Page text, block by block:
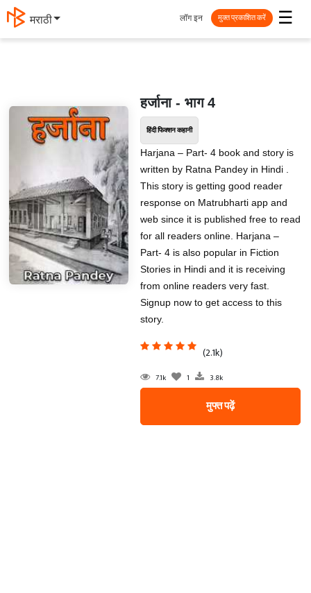
मराठी ☰
लॉग इन मुक्त प्रकाशित करें
हर्जाना - भाग 4
हिंदी फिक्शन कहानी
Harjana – Part- 4 book and story is
written by Ratna Pandey in Hindi .
This story is getting good reader
response on Matrubharti app and
web since it is published free to read
for all readers online. Harjana –
Part- 4 is also popular in Fiction
Stories in Hindi and it is receiving
from online readers very fast.
Signup now to get access to this
story.
(2.1k)
7.1k 1 3.8k
मुफ्त पढ़ें